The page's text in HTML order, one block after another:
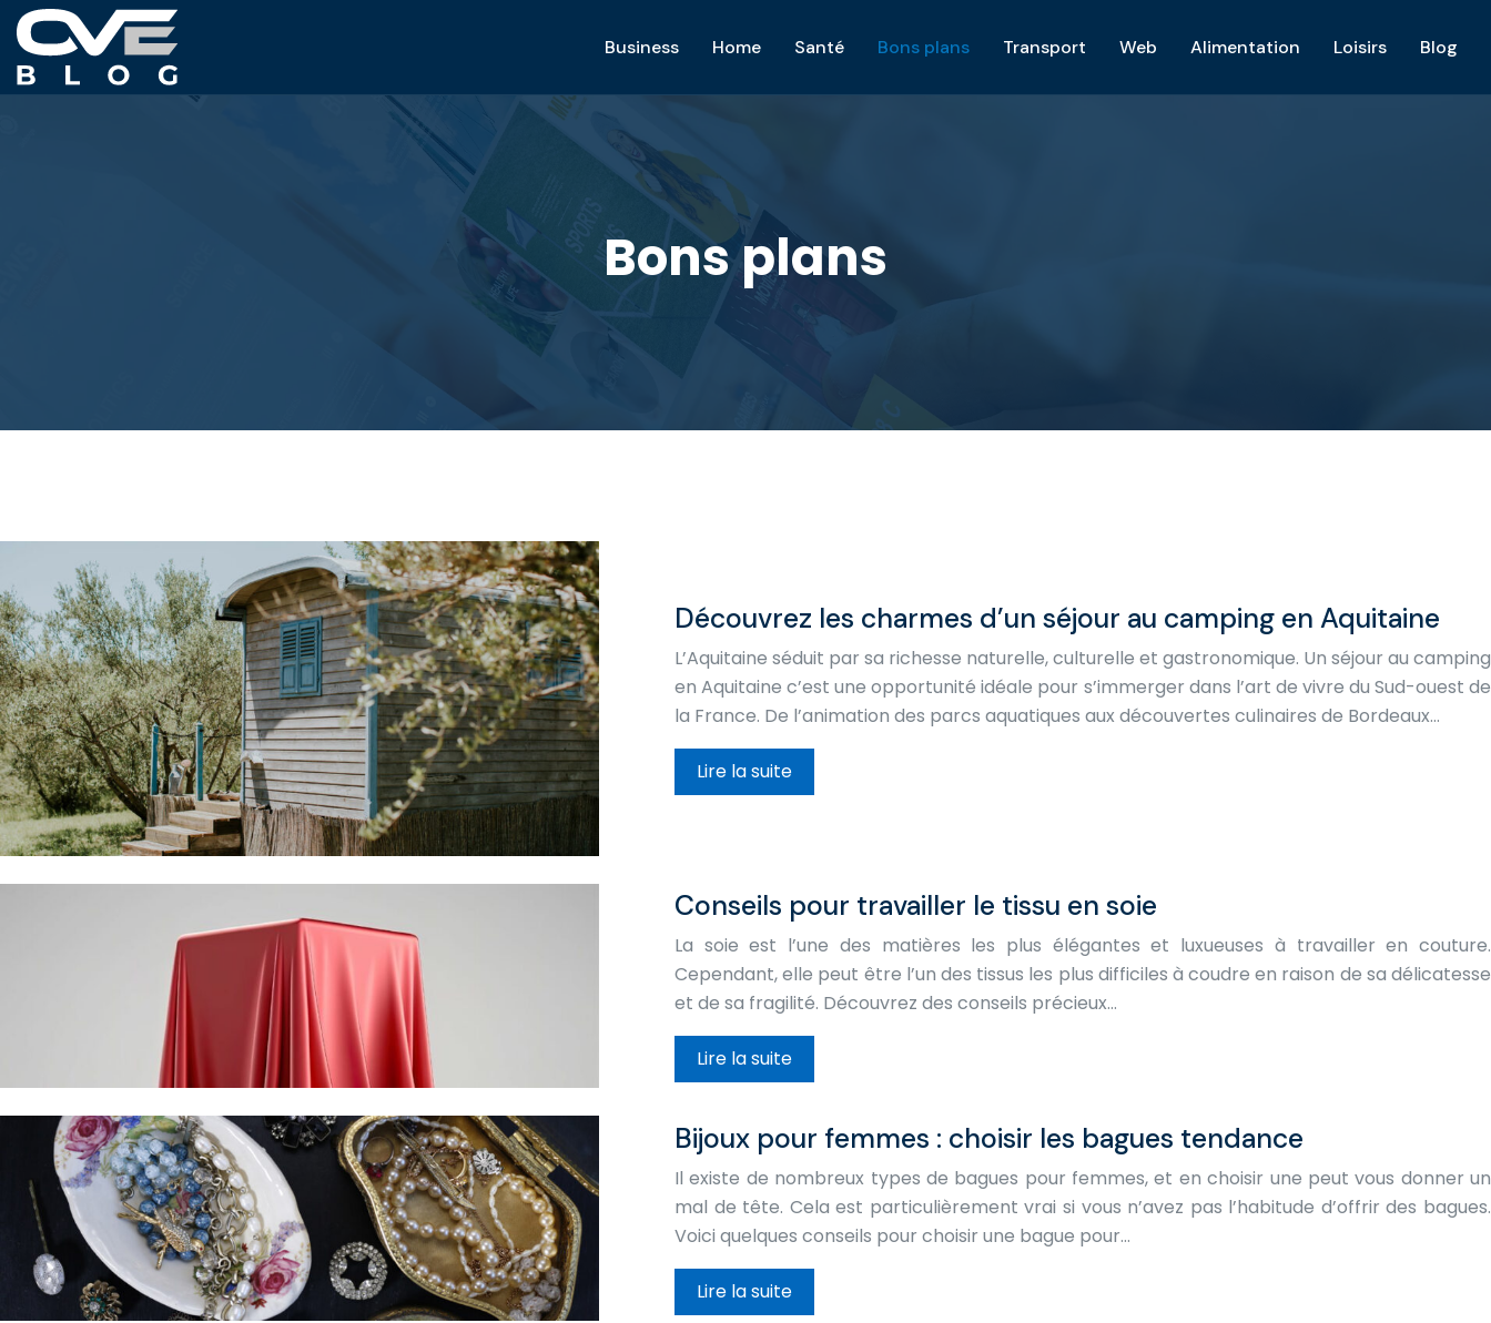
Business Home Santé Bons plans Transport Web Alimentation Loisirs Blog
Bons plans
Découvrez les charmes d’un séjour au camping en Aquitaine
L’Aquitaine séduit par sa richesse naturelle, culturelle et gastronomique. Un séjour au camping
en Aquitaine c’est une opportunité idéale pour s’immerger dans l’art de vivre du Sud-ouest de
la France. De l’animation des parcs aquatiques aux découvertes culinaires de Bordeaux…
Lire la suite
Conseils pour travailler le tissu en soie
La soie est l’une des matières les plus élégantes et luxueuses à travailler en couture.
Cependant, elle peut être l’un des tissus les plus difficiles à coudre en raison de sa délicatesse
et de sa fragilité. Découvrez des conseils précieux…
Lire la suite
Bijoux pour femmes : choisir les bagues tendance
Il existe de nombreux types de bagues pour femmes, et en choisir une peut vous donner un
mal de tête. Cela est particulièrement vrai si vous n’avez pas l’habitude d’offrir des bagues.
Voici quelques conseils pour choisir une bague pour…
Lire la suite